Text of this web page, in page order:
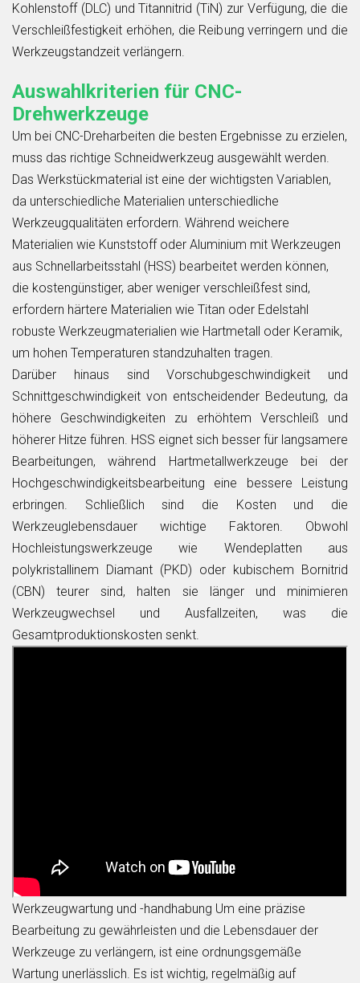
Kohlenstoff (DLC) und Titannitrid (TiN) zur Verfügung, die die
Verschleißfestigkeit erhöhen, die Reibung verringern und die
Werkzeugstandzeit verlängern.
Auswahlkriterien für CNC-
Drehwerkzeuge
Um bei CNC-Dreharbeiten die besten Ergebnisse zu erzielen,
muss das richtige Schneidwerkzeug ausgewählt werden.
Das Werkstückmaterial ist eine der wichtigsten Variablen,
da unterschiedliche Materialien unterschiedliche
Werkzeugqualitäten erfordern. Während weichere
Materialien wie Kunststoff oder Aluminium mit Werkzeugen
aus Schnellarbeitsstahl (HSS) bearbeitet werden können,
die kostengünstiger, aber weniger verschleißfest sind,
erfordern härtere Materialien wie Titan oder Edelstahl
robuste Werkzeugmaterialien wie Hartmetall oder Keramik,
um hohen Temperaturen standzuhalten tragen.
Darüber hinaus sind Vorschubgeschwindigkeit und
Schnittgeschwindigkeit von entscheidender Bedeutung, da
höhere Geschwindigkeiten zu erhöhtem Verschleiß und
höherer Hitze führen. HSS eignet sich besser für langsamere
Bearbeitungen, während Hartmetallwerkzeuge bei der
Hochgeschwindigkeitsbearbeitung eine bessere Leistung
erbringen. Schließlich sind die Kosten und die
Werkzeuglebensdauer wichtige Faktoren. Obwohl
Hochleistungswerkzeuge wie Wendeplatten aus
polykristallinem Diamant (PKD) oder kubischem Bornitrid
(CBN) teurer sind, halten sie länger und minimieren
Werkzeugwechsel und Ausfallzeiten, was die
Gesamtproduktionskosten senkt.
Werkzeugwartung und -handhabung Um eine präzise
Bearbeitung zu gewährleisten und die Lebensdauer der
Werkzeuge zu verlängern, ist eine ordnungsgemäße
Wartung unerlässlich. Es ist wichtig, regelmäßig auf